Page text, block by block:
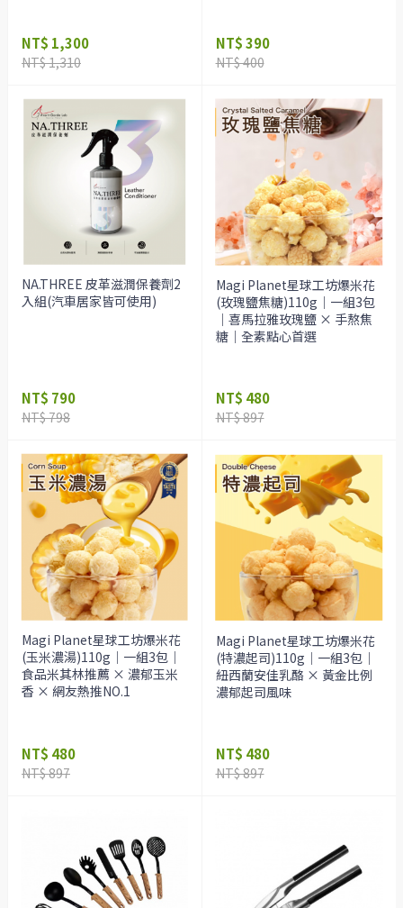
NT$ 1,300
NT$ 1,310
NT$ 390
NT$ 400
NA.THREE 皮革滋潤保養劑2
入組(汽車居家皆可使用)
NT$ 790
NT$ 798
Magi Planet星球工坊爆米花
(玫瑰鹽焦糖)110g｜一組3包
｜喜馬拉雅玫瑰鹽 × 手熬焦
糖｜全素點心首選
NT$ 480
NT$ 897
Magi Planet星球工坊爆米花
(玉米濃湯)110g｜一組3包｜
食品米其林推薦 × 濃郁玉米
香 × 網友熱推NO.1
NT$ 480
NT$ 897
Magi Planet星球工坊爆米花
(特濃起司)110g｜一組3包｜
紐西蘭安佳乳酪 × 黃金比例
濃郁起司風味
NT$ 480
NT$ 897